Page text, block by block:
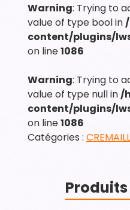
Warning: Trying to
value of type bool in
content/plugins/
on line1086
Warning: Trying to
value of type null in/
content/plugins/
on line1086
Catégories :